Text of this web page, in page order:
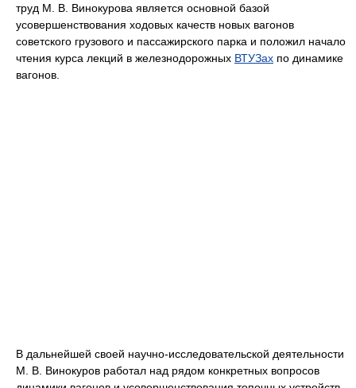
труд М. В. Винокурова является основной базой
усовершенствования ходовых качеств новых вагонов
советского грузового и пассажирского парка и положил начало
чтения курса лекций в железнодорожных ВТУЗах по динамике
вагонов.
В дальнейшей своей научно-исследовательской деятельности
М. В. Винокуров работал над рядом конкретных вопросов